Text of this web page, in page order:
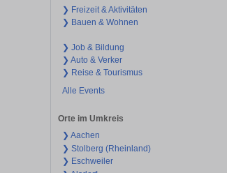
❯ Freizeit & Aktivitäten
❯ Bauen & Wohnen
❯ Job & Bildung
❯ Auto & Verker
❯ Reise & Tourismus
Alle Events
Orte im Umkreis
❯ Aachen
❯ Stolberg (Rheinland)
❯ Eschweiler